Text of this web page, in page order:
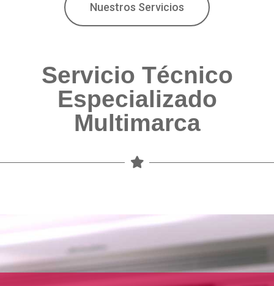
Nuestros Servicios
Servicio Técnico
Especializado
Multimarca